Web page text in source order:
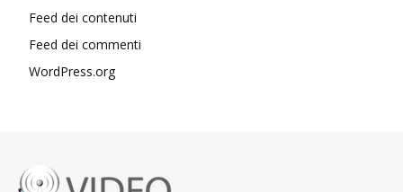
Feed dei contenuti
Feed dei commenti
WordPress.org